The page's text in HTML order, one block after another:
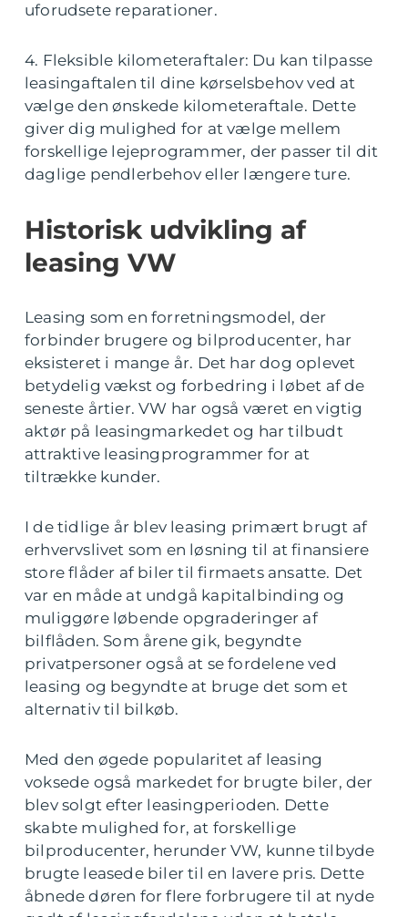
uforudsete reparationer.
4. Fleksible kilometeraftaler: Du kan tilpasse
leasingaftalen til dine kørselsbehov ved at
vælge den ønskede kilometeraftale. Dette
giver dig mulighed for at vælge mellem
forskellige lejeprogrammer, der passer til dit
daglige pendlerbehov eller længere ture.
Historisk udvikling af
leasing VW
Leasing som en forretningsmodel, der
forbinder brugere og bilproducenter, har
eksisteret i mange år. Det har dog oplevet
betydelig vækst og forbedring i løbet af de
seneste årtier. VW har også været en vigtig
aktør på leasingmarkedet og har tilbudt
attraktive leasingprogrammer for at
tiltrække kunder.
I de tidlige år blev leasing primært brugt af
erhvervslivet som en løsning til at finansiere
store flåder af biler til firmaets ansatte. Det
var en måde at undgå kapitalbinding og
muliggøre løbende opgraderinger af
bilflåden. Som årene gik, begyndte
privatpersoner også at se fordelene ved
leasing og begyndte at bruge det som et
alternativ til bilkøb.
Med den øgede popularitet af leasing
voksede også markedet for brugte biler, der
blev solgt efter leasingperioden. Dette
skabte mulighed for, at forskellige
bilproducenter, herunder VW, kunne tilbyde
brugte leasede biler til en lavere pris. Dette
åbnede døren for flere forbrugere til at nyde